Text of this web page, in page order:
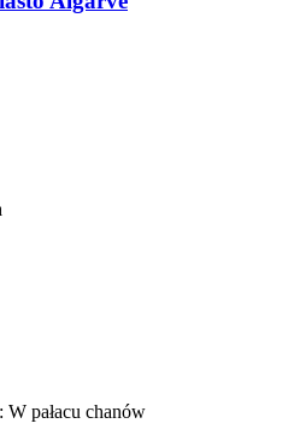
W pałacu chanów